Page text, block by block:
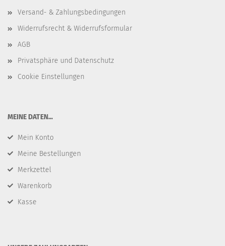
Versand- & Zahlungsbedingungen
Widerrufsrecht & Widerrufsformular
AGB
Privatsphäre und Datenschutz
Cookie Einstellungen
​MEINE DATEN...
Mein Konto
Meine Bestellungen
Merkzettel
Warenkorb
Kasse